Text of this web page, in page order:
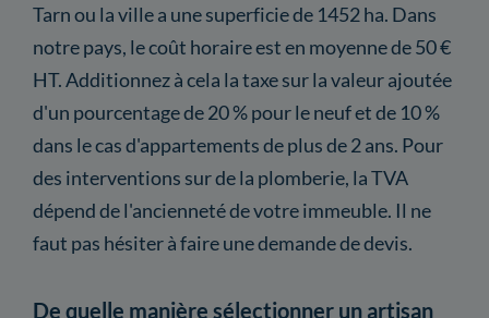
Tarn ou la ville a une superficie de 1452 ha. Dans
notre pays, le coût horaire est en moyenne de 50 €
HT. Additionnez à cela la taxe sur la valeur ajoutée
d'un pourcentage de 20 % pour le neuf et de 10 %
dans le cas d'appartements de plus de 2 ans. Pour
des interventions sur de la plomberie, la TVA
dépend de l'ancienneté de votre immeuble. Il ne
faut pas hésiter à faire une demande de devis.
De quelle manière sélectionner un artisan